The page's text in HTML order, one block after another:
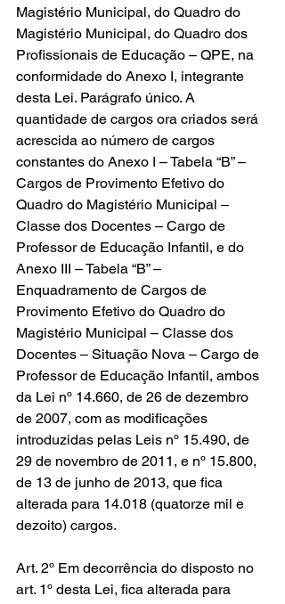
Magistério Municipal, do Quadro do
Magistério Municipal, do Quadro dos
Profissionais de Educação – QPE, na
conformidade do Anexo I, integrante
desta Lei. Parágrafo único. A
quantidade de cargos ora criados será
acrescida ao número de cargos
constantes do Anexo I – Tabela “B” –
Cargos de Provimento Efetivo do
Quadro do Magistério Municipal –
Classe dos Docentes – Cargo de
Professor de Educação Infantil, e do
Anexo III – Tabela “B” –
Enquadramento de Cargos de
Provimento Efetivo do Quadro do
Magistério Municipal – Classe dos
Docentes – Situação Nova – Cargo de
Professor de Educação Infantil, ambos
da Lei nº 14.660, de 26 de dezembro
de 2007, com as modificações
introduzidas pelas Leis nº 15.490, de
29 de novembro de 2011, e nº 15.800,
de 13 de junho de 2013, que fica
alterada para 14.018 (quatorze mil e
dezoito) cargos.
Art. 2º Em decorrência do disposto no
art. 1º desta Lei, fica alterada para